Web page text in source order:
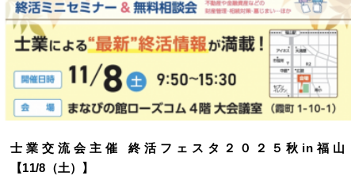
士業交流会主催 終活フェスタ２０２５秋in福山
【11/8（土）】